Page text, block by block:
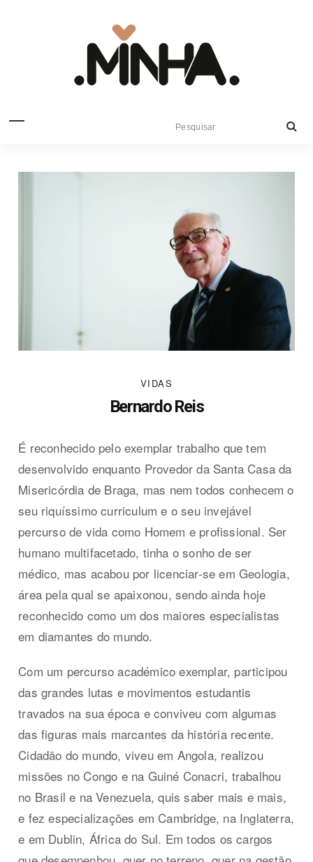
VIDAS
Bernardo Reis
É reconhecido pelo exemplar trabalho que tem
desenvolvido enquanto Provedor da Santa Casa da
Misericórdia de Braga, mas nem todos conhecem o
seu riquíssimo curriculum e o seu invejável
percurso de vida como Homem e profissional. Ser
humano multifacetado, tinha o sonho de ser
médico, mas acabou por licenciar-se em Geologia,
área pela qual se apaixonou, sendo ainda hoje
reconhecido como um dos maiores especialistas
em diamantes do mundo.
Com um percurso académico exemplar, participou
das grandes lutas e movimentos estudantis
travados na sua época e conviveu com algumas
das figuras mais marcantes da história recente.
Cidadão do mundo, viveu em Angola, realizou
missões no Congo e na Guiné Conacri, trabalhou
no Brasil e na Venezuela, quis saber mais e mais,
e fez especializações em Cambridge, na Inglaterra,
e em Dublin, África do Sul. Em todos os cargos